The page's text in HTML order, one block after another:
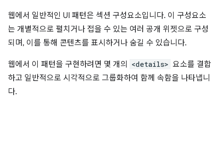
웹에서 일반적인 UI 패턴은 섹션 구성요소입니다. 이 구성요소
는 개별적으로 펼치거나 접을 수 있는 여러 공개 위젯으로 구성
되며, 이를 통해 콘텐츠를 표시하거나 숨길 수 있습니다.
웹에서 이 패턴을 구현하려면 몇 개의 <details> 요소를 결합
하고 일반적으로 시각적으로 그룹화하여 함께 속함을 나타냅니
다.